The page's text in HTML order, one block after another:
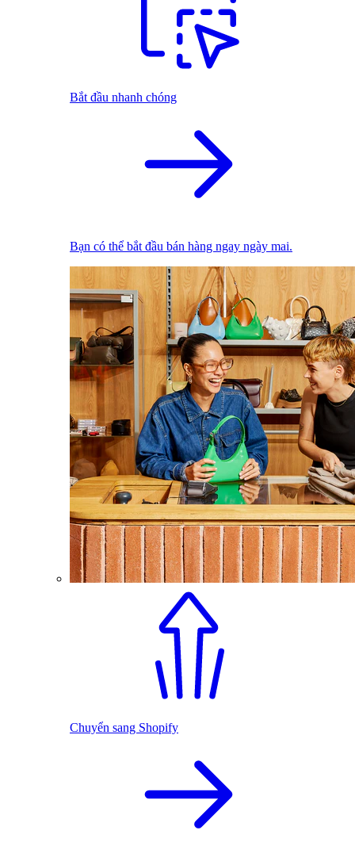
Bắt đầu nhanh chóng
Bạn có thể bắt đầu bán hàng ngay ngày mai.
Chuyển sang Shopify